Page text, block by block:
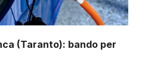
(Taranto): bando per